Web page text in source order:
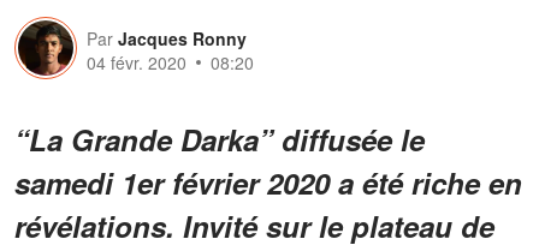
Par Jacques Ronny
04 févr. 2020
08:20
“La Grande Darka” diffusée le
samedi 1er février 2020 a été riche en
révélations. Invité sur le plateau de